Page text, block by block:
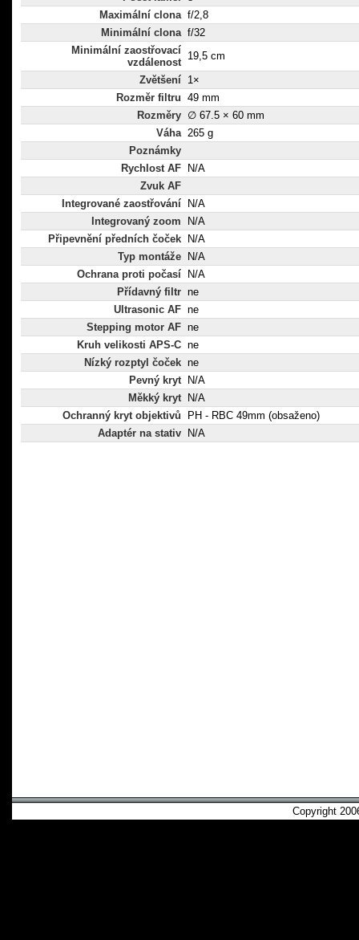
Maximální clona f/2,8
Minimální clona f/32
Minimální zaostřovací
vzdálenost
19,5 cm
Zvětšení 1×
Rozměr filtru 49 mm
Rozměry ∅ 67.5 × 60 mm
Váha 265 g
Poznámky
Rychlost AF
N/A
Zvuk AF
Integrované zaostřování
N/A
Integrovaný zoom
N/A
Připevnění předních čoček
N/A
Typ montáže
N/A
Ochrana proti počasí
N/A
Přídavný filtr ne
Ultrasonic AF ne
Stepping motor AF ne
Kruh velikosti APS-C ne
Nízký rozptyl čoček ne
Pevný kryt
N/A
Měkký kryt
N/A
Ochranný kryt objektivů
PH - RBC 49mm (obsaženo)
Adaptér na stativ
N/A
Copyright